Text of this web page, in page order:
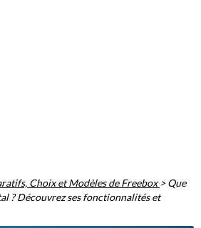
Choix et Modèles de Freebox >Que
? Découvrez ses fonctionnalités et